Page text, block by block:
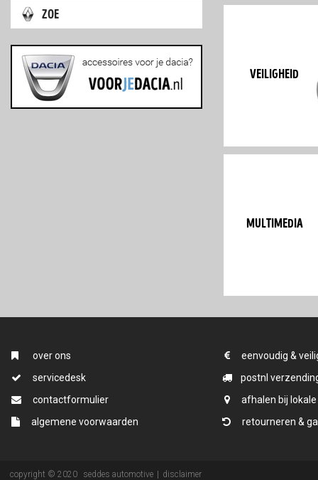
zoe
veiligheid
multimedia
over ons
servicedesk
contactformulier
algemene voorwaarden
eenvoudig &
postnl
afhalen bij
retourneren &
copyright © 2020 seddes automotive disclaimer